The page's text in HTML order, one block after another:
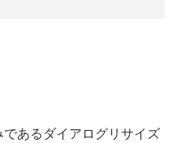
あるダイアログリサイズ